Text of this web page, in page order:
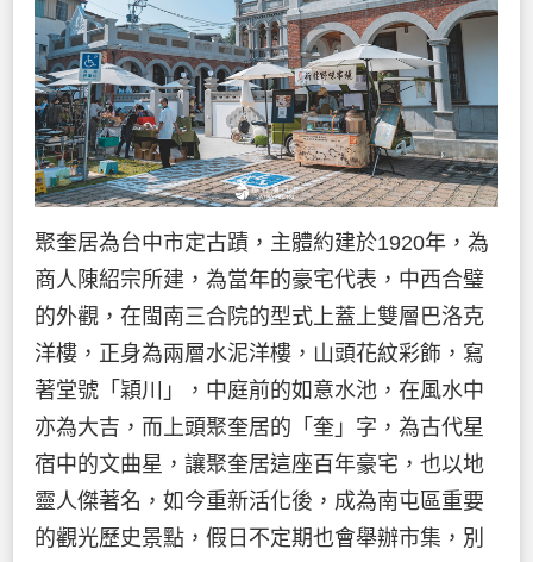
聚奎居為台中市定古蹟，主體約建於1920年，為
商人陳紹宗所建，為當年的豪宅代表，中西合璧
的外觀，在閩南三合院的型式上蓋上雙層巴洛克
洋樓，正身為兩層水泥洋樓，山頭花紋彩飾，寫
著堂號「穎川」，中庭前的如意水池，在風水中
亦為大吉，而上頭聚奎居的「奎」字，為古代星
宿中的文曲星，讓聚奎居這座百年豪宅，也以地
靈人傑著名，如今重新活化後，成為南屯區重要
的觀光歷史景點，假日不定期也會舉辦市集，別